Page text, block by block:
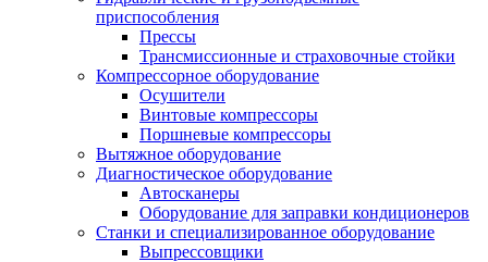
приспособления
Прессы
Трансмиссионные и страховочные стойки
Компрессорное оборудование
Осушители
Винтовые компрессоры
Поршневые компрессоры
Вытяжное оборудование
Диагностическое оборудование
Автосканеры
Оборудование для заправки кондиционеров
Станки и специализированное оборудование
Выпрессовщики